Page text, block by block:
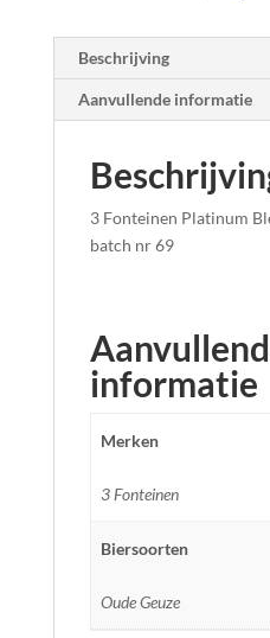
Beschrijving
Aanvullende informatie
3 Fonteinen Platinum
batch nr 69
informatie
Merken
3 Fonteinen
Biersoorten
Oude Geuze